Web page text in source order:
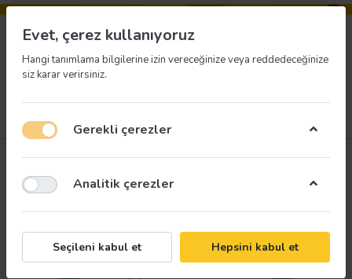
Evet, çerez kullanıyoruz
Hangi tanımlama bilgilerine izin vereceğinize veya reddedeceğinize
siz karar verirsiniz.
Gerekli çerezler
Analitik çerezler
Seçileni kabul et Hepsini kabul et